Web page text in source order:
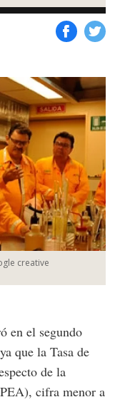
creative
en el segundo
que la Tasa de
de la
cifra menor a